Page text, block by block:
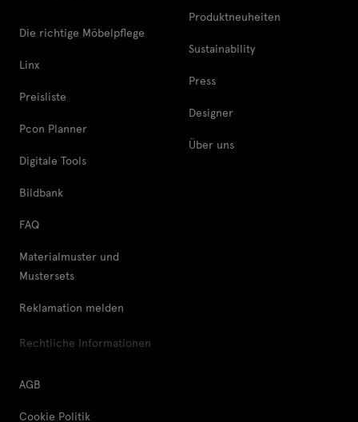
Die richtige Möbelpflege
Linx
Preisliste
Pcon Planner
Digitale Tools
Bildbank
FAQ
Materialmuster und
Mustersets
Reklamation melden
Produktneuheiten
Sustainability
Press
Designer
Über uns
Rechtliche Informationen
AGB
Cookie Politik